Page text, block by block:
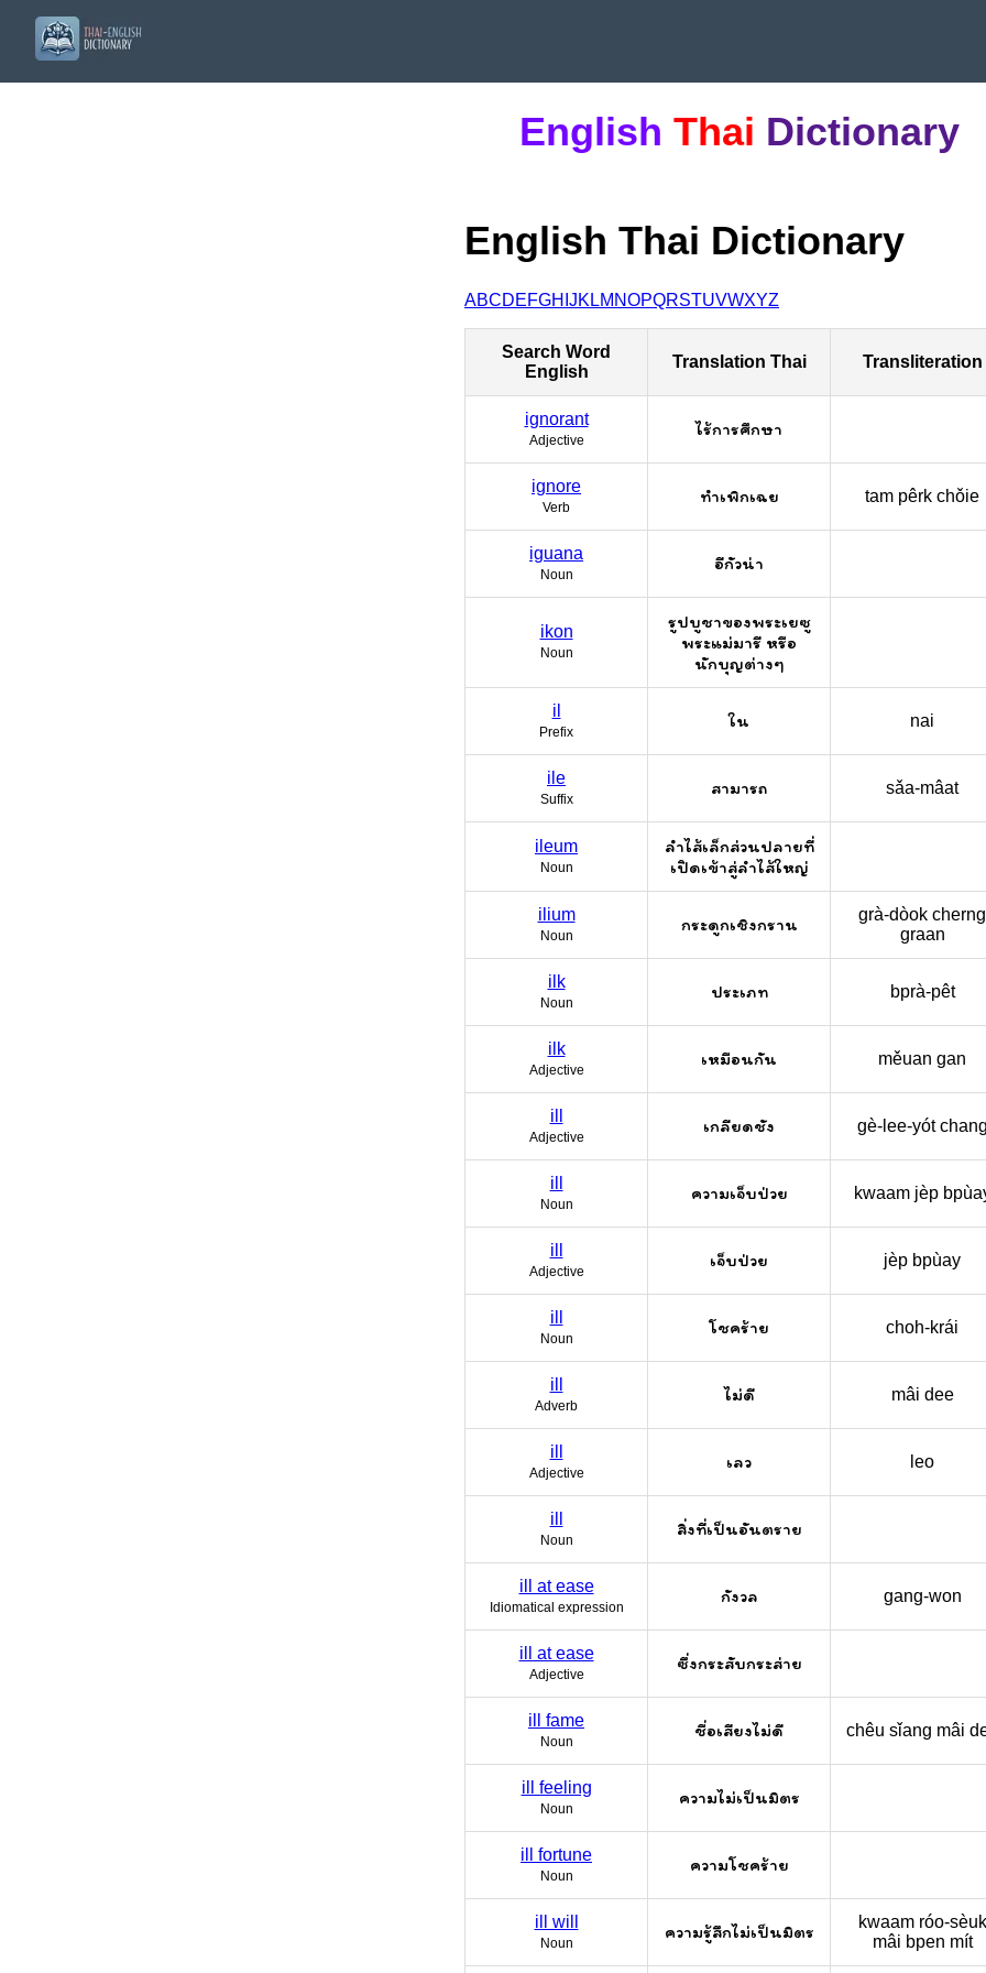
English Thai Dictionary
English Thai Dictionary
ABCDEFGH JK LM NOPQRSTUVWXYZ
Search Word
English
Translation Thai Transliteration
ignorant
Adjective
ไร้การศึกษา
ignore
Verb
ทำเพิกเฉย tam pêrk chǒie
iguana
Noun
อีกัวน่า
ikon
Noun
รูปบูชาของพระเยซู
พระแม่มารี หรือ
นักบุญต่างๆ
il
Prefix
ใน nai
ile
Suffix
สามารถ sǎa-mâat
ileum
Noun
ลำไส้เล็กส่วนปลายที่
เปิดเข้าสู่ลำไส้ใหญ่
ilium
Noun
กระดูกเชิงกราน
grà-dòok cherng
graan
ilk
Noun
ประเภท bprà-pêt
ilk
Adjective
เหมือนกัน měuan gan
ill
Adjective
เกลียดชัง gè-lee-yót
ill
Noun
ความเจ็บป่วย kwaam jèp
ill
Adjective
เจ็บป่วย jèp bpùay
ill
Noun
โชคร้าย choh-krái
ill
Adverb
ไม่ดี mâi dee
ill
Adjective
เลว leo
ill
Noun
สิ่งที่เป็นอันตราย
ill at ease
Idiomatical expression
กังวล gang-won
ill at ease
Adjective
ซึ่งกระสับกระส่าย
ill fame
Noun
ชื่อเสียงไม่ดี chêu sǐang mâi
ill feeling
Noun
ความไม่เป็นมิตร
ill fortune
Noun
ความโชคร้าย
ill will
Noun
ความรู้สึกไม่เป็นมิตร
kwaam róo-sèuk
mâi bpen mít